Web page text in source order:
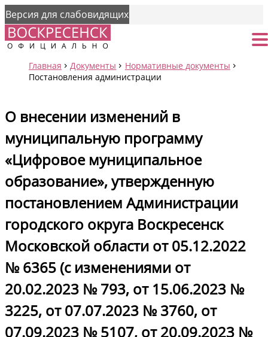
Версия для слабовидящих
Главная Документы
Нормативные документы
Постановления администрации
О внесении изменений в
муниципальную программу
«Цифровое муниципальное
образование», утвержденную
постановлением Администрации
городского округа Воскресенск
Московской области от 05.12.2022
№ 6365 (с изменениями от
20.02.2023 № 793, от 15.06.2023 №
3225, от 07.07.2023 № 3760, от
07.09.2023 № 5107, от 20.09.2023 №